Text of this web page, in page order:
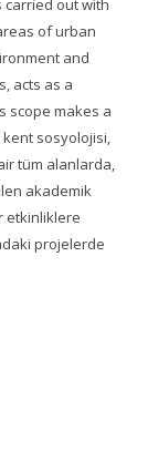
carried out with
of urban
and
acts as a
scope makes a
sosyolojisi,
tüm alanlarda,
akademik
etkinliklere
projelerde